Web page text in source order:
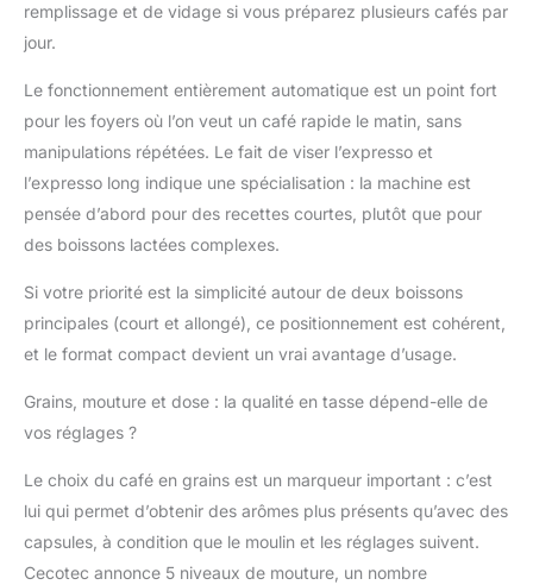
et de la possibilité de
ses lames en acier
inoxydable assurent un
broyage uniforme et
durable, tandis que la
fonction de détartrage
facilite l'entretien,
garantissant des
optimales dans le
temps. Le confort est la
clé avec les boutons,
entre deux types de
polyvalence de son
des tasses jusqu'à 180
mm de hauteur, vous
assurant que vous
remplissage et de vidage si vous préparez plusieurs cafés par
jour.
Le fonctionnement entièrement automatique est un point fort
pour les foyers où l’on veut un café rapide le matin, sans
manipulations répétées. Le fait de viser l’expresso et
l’expresso long indique une spécialisation : la machine est
pensée d’abord pour des recettes courtes, plutôt que pour
des boissons lactées complexes.
Si votre priorité est la simplicité autour de deux boissons
principales (court et allongé), ce positionnement est cohérent,
et le format compact devient un vrai avantage d’usage.
Grains, mouture et dose : la qualité en tasse dépend-elle de
vos réglages ?
Le choix du café en grains est un marqueur important : c’est
lui qui permet d’obtenir des arômes plus présents qu’avec des
capsules, à condition que le moulin et les réglages suivent.
Cecotec annonce 5 niveaux de mouture, un nombre